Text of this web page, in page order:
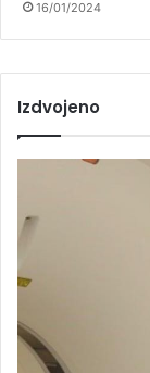
16/01/2024
Izdvojeno